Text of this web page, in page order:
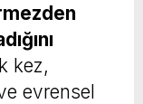
kez,
evrensel